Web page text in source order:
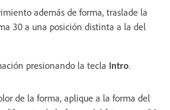
además de forma, traslade la
30 a una posición distinta a la del
presionando la tecla Intro.
de la forma, aplique a la forma del